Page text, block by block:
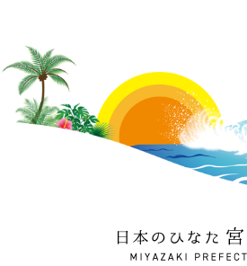
日本のひなた 宮崎県
MIYAZAKI